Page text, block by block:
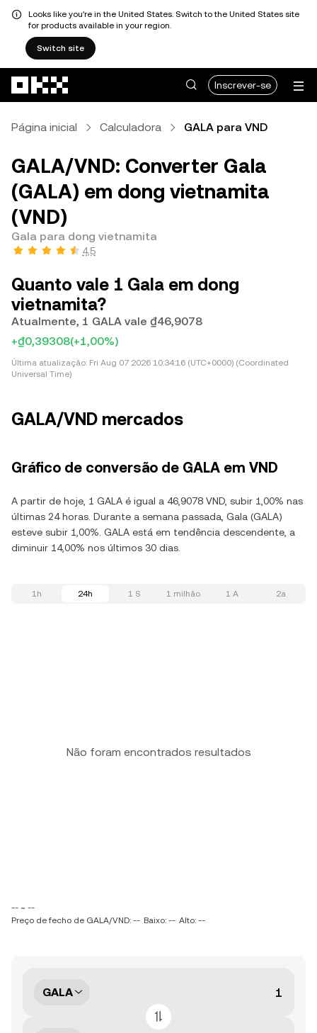
Looks like you're in the United States. Switch to the United States site
for products available in your region.
Switch site
Inscrever-se
Página inicial Calculadora GALA para VND
GALA/VND: Converter Gala
(GALA) em dong vietnamita
(VND)
Gala para dong vietnamita
4,5
Quanto vale 1 Gala em dong
vietnamita?
Atualmente, 1 GALA vale ₫46,9078
+₫0,39308(+1,00%)
Última atualização: Fri Aug 07 2026 10:34:16 (UTC+0000) (Coordinated
Universal Time)
GALA/VND mercados
Gráfico de conversão de GALA em VND
A partir de hoje, 1 GALA é igual a 46,9078 VND, subir 1,00% nas
últimas 24 horas. Durante a semana passada, Gala (GALA)
esteve subir 1,00%. GALA está em tendência descendente, a
diminuir 14,00% nos últimos 30 dias.
1h 24h 1 S 1 milhão 1 A 2a
Não foram encontrados resultados
-- ~ --
Preço de fecho de GALA/VND: -- Baixo: -- Alto: --
GALA